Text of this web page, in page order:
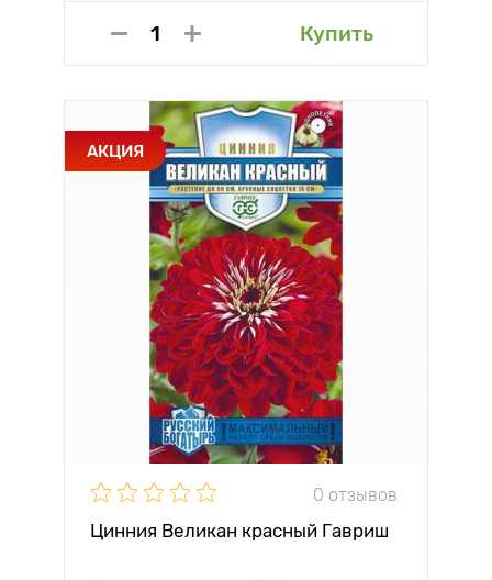
Купить
АКЦИЯ
0 отзывов
Цинния Великан красный Гавриш